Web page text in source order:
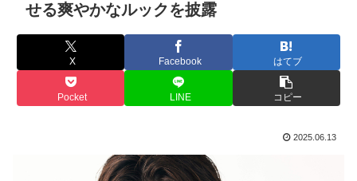
せる爽やかなルックを披露
X Facebook はてブ
Pocket LINE コピー
2025.06.13